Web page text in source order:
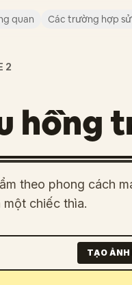
quan Các trường hợp
2
hồng
theo phong cách
một chiếc thìa.
TẠO ẢNH